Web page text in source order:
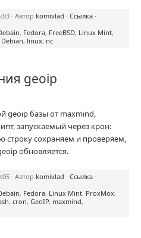
· Автор komivlad · Ссылка ·
, Fedora, FreeBSD, Linux Mint,
Debian, linux, nc
geoip
geoip базы от maxmind,
запускаемый через крон:
сохраняем и проверяем,
обновляется.
· Автор komivlad · Ссылка ·
, Fedora, Linux Mint, ProxMox,
, cron, GeoIP, maxmind,